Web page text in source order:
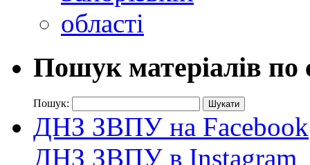
Пошук матеріалів по
Пошук:
ДНЗ ЗВПУ на Facebook
ДНЗ ЗВПУ в Instagram